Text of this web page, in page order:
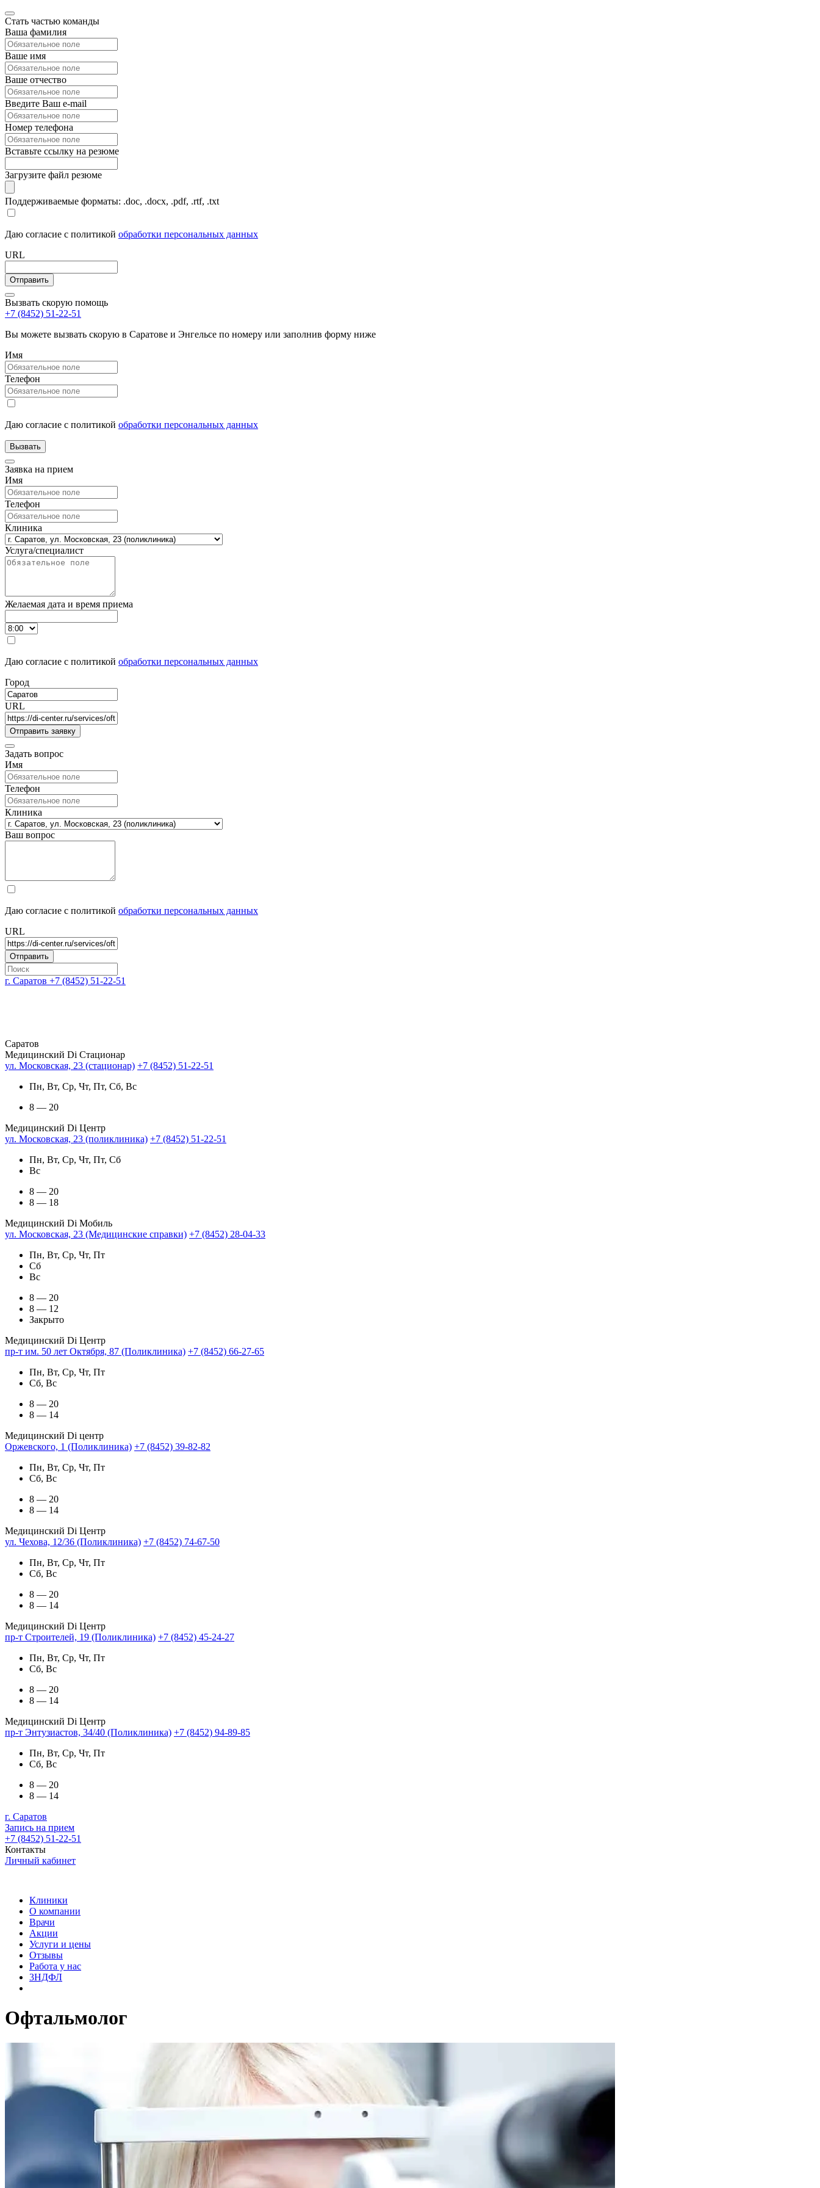
Стать частью команды
Ваша фамилия
Ваше имя
Ваше отчество
Введите Ваш e-mail
Номер телефона
Вставьте ссылку на резюме
Загрузите файл резюме
Поддерживаемые форматы: .doc, .docx, .pdf, .rtf, .txt
Даю согласие с политикой обработки персональных данных
URL
Вызвать скорую помощь
+7 (8452) 51-22-51
Вы можете вызвать скорую в Саратове и Энгельсе по номеру или заполнив форму ниже
Имя
Телефон
Даю согласие с политикой обработки персональных данных
Заявка на прием
Имя
Телефон
Клиника
Услуга/специалист
Желаемая дата и время приема
Даю согласие с политикой обработки персональных данных
Город
URL
Задать вопрос
Имя
Телефон
Клиника
Ваш вопрос
Даю согласие с политикой обработки персональных данных
URL
г. Саратов +7 (8452) 51-22-51
Саратов
Медицинский Di Стационар
ул. Московская, 23 (стационар) +7 (8452) 51-22-51
Пн, Вт, Ср, Чт, Пт, Сб, Вс
8 — 20
Медицинский Di Центр
ул. Московская, 23 (поликлиника) +7 (8452) 51-22-51
Пн, Вт, Ср, Чт, Пт, Сб
Вс
8 — 20
8 — 18
Медицинский Di Мобиль
ул. Московская, 23 (Медицинские справки) +7 (8452) 28-04-33
Пн, Вт, Ср, Чт, Пт
Сб
Вс
8 — 20
8 — 12
Закрыто
Медицинский Di Центр
пр-т им. 50 лет Октября, 87 (Поликлиника) +7 (8452) 66-27-65
Пн, Вт, Ср, Чт, Пт
Сб, Вс
8 — 20
8 — 14
Медицинский Di центр
Оржевского, 1 (Поликлиника) +7 (8452) 39-82-82
Пн, Вт, Ср, Чт, Пт
Сб, Вс
8 — 20
8 — 14
Медицинский Di Центр
ул. Чехова, 12/36 (Поликлиника) +7 (8452) 74-67-50
Пн, Вт, Ср, Чт, Пт
Сб, Вс
8 — 20
8 — 14
Медицинский Di Центр
пр-т Строителей, 19 (Поликлиника) +7 (8452) 45-24-27
Пн, Вт, Ср, Чт, Пт
Сб, Вс
8 — 20
8 — 14
Медицинский Di Центр
пр-т Энтузиастов, 34/40 (Поликлиника) +7 (8452) 94-89-85
Пн, Вт, Ср, Чт, Пт
Сб, Вс
8 — 20
8 — 14
г. Саратов
Запись на прием
+7 (8452) 51-22-51
Контакты
Личный кабинет
Клиники
О компании
Врачи
Акции
Услуги и цены
Отзывы
Работа у нас
3НДФЛ
Офтальмолог